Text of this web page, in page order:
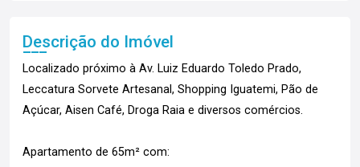
Descrição do Imóvel
Localizado próximo à Av. Luiz Eduardo Toledo Prado,
Leccatura Sorvete Artesanal, Shopping Iguatemi, Pão de
Açúcar, Aisen Café, Droga Raia e diversos comércios.
Apartamento de 65m² com: